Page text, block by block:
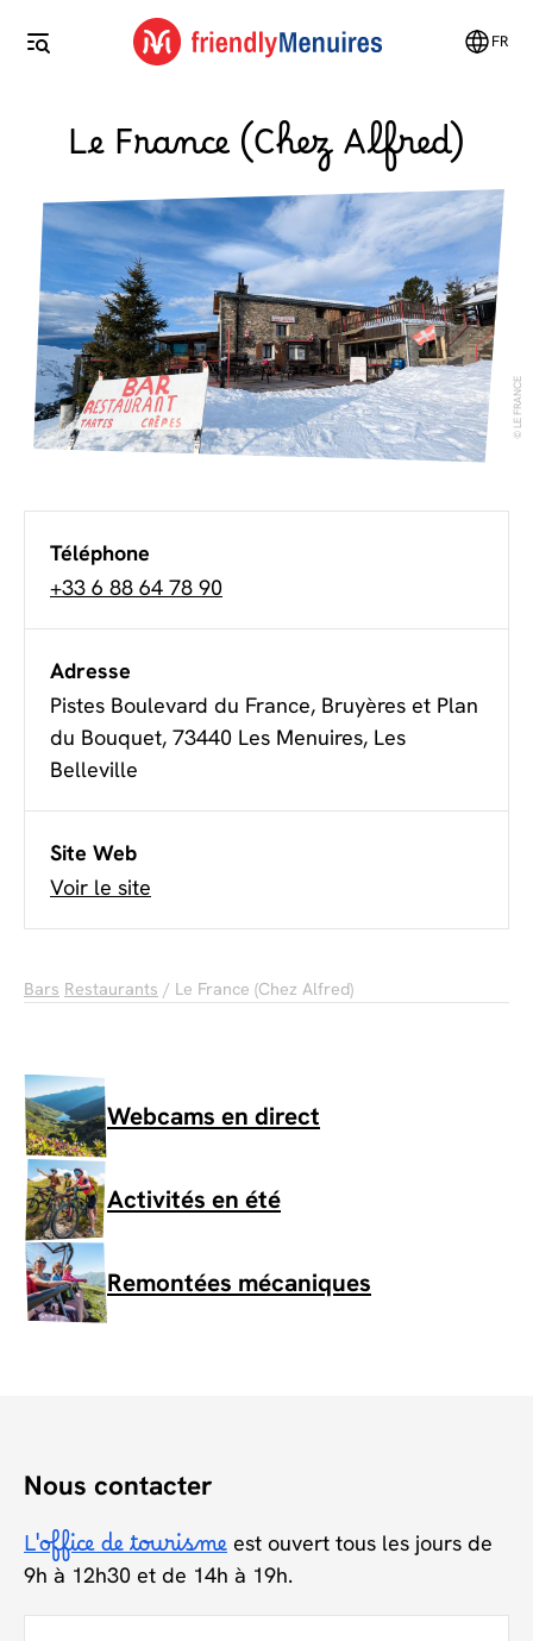
FR
Le France (Chez Alfred)
LE FRANCE
Téléphone
+33 6 88 64 78 90
Adresse
Pistes Boulevard du France, Bruyères et Plan
du Bouquet, 73440 Les Menuires, Les
Belleville
Site Web
Voir le site
Bars Restaurants / Le France (Chez Alfred)
Webcams en direct
Activités en été
Remontées mécaniques
Nous contacter
L'office de tourisme est ouvert tous les jours de
9h à 12h30 et de 14h à 19h.